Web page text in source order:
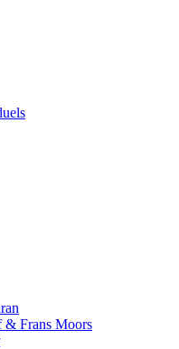
& Frans Moors